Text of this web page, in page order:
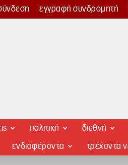
εγγραφή συνδρομητή
πολιτική διεθνή
ενδιαφέροντα τρέχοντα